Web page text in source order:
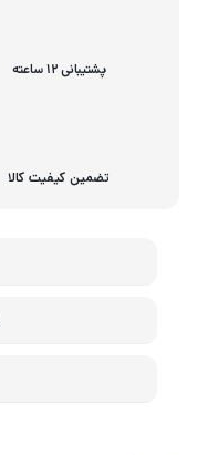
پشتیبانی 12 ساعته
تضمین کیفیت کالا